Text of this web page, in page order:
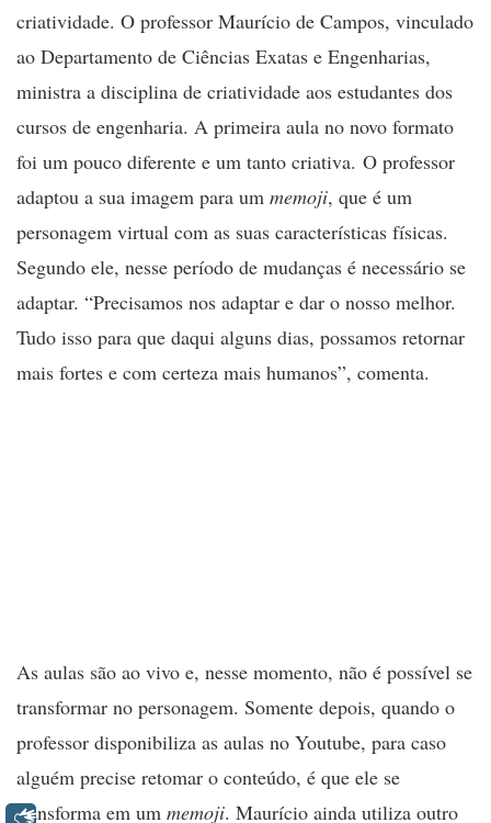
criatividade. O professor Maurício de Campos, vinculado
ao Departamento de Ciências Exatas e Engenharias,
ministra a disciplina de criatividade aos estudantes dos
cursos de engenharia. A primeira aula no novo formato
foi um pouco diferente e um tanto criativa. O professor
adaptou a sua imagem para um memoji, que é um
personagem virtual com as suas características físicas.
Segundo ele, nesse período de mudanças é necessário se
adaptar. “Precisamos nos adaptar e dar o nosso melhor.
Tudo isso para que daqui alguns dias, possamos retornar
mais fortes e com certeza mais humanos”, comenta.
As aulas são ao vivo e, nesse momento, não é possível se
transformar no personagem. Somente depois, quando o
professor disponibiliza as aulas no Youtube, para caso
alguém precise retomar o conteúdo, é que ele se
transforma em um memoji. Maurício ainda utiliza outro